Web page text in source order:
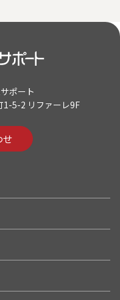
する基本方針
ポート
1-5-2 リファーレ9F
せ